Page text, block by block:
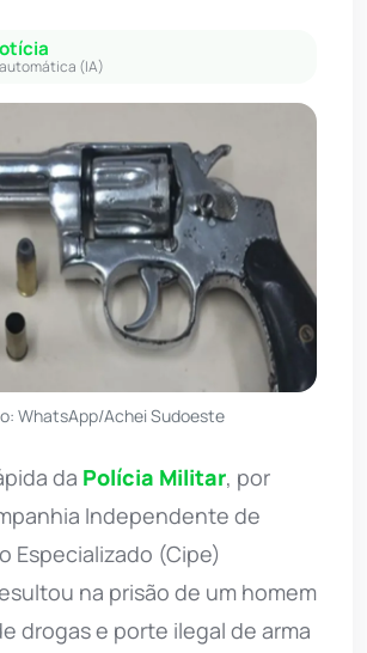
(IA)
WhatsApp/Achei Sudoeste
da Polícia Militar, por
Independente de
Especializado (Cipe)
na prisão de um homem
drogas e porte ilegal de arma